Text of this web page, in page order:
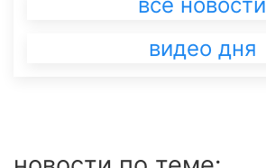
видео дня